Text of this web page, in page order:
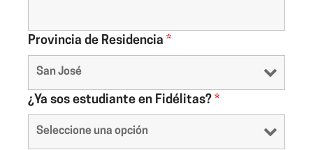
Provincia de Residencia *
¿Ya sos estudiante en Fidélitas? *